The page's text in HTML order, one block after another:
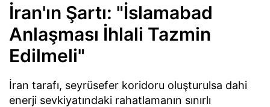
İran'ın Şartı: "İslamabad
Anlaşması İhlali Tazmin
Edilmeli"
İran tarafı, seyrüsefer koridoru oluşturulsa dahi
enerji sevkiyatındaki rahatlamanın sınırlı